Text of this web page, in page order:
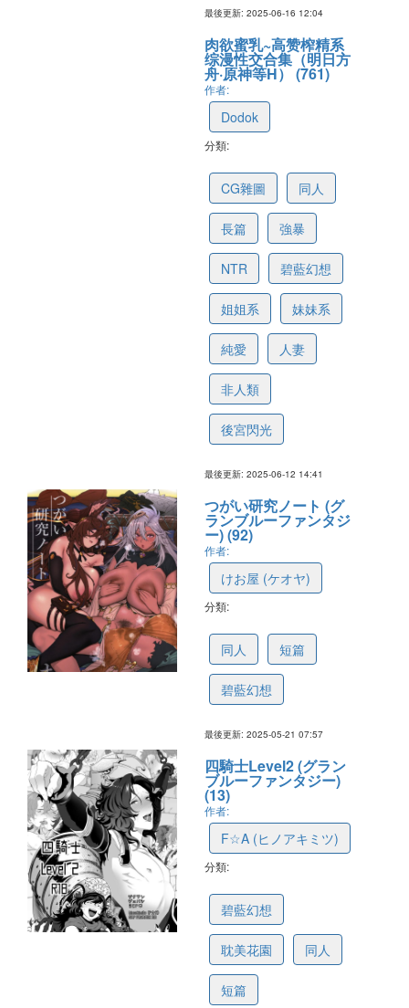
最後更新: 2025-06-16 12:04
肉欲蜜乳~高赞榨精系
综漫性交合集（明日方
舟·原神等H） (761)
作者:
Dodok
分類:
CG雜圖 同人
長篇 強暴
NTR 碧藍幻想
姐姐系 妹妹系
純愛 人妻
非人類
後宮閃光
最後更新: 2025-06-12 14:41
つがい研究ノート (グ
ランブルーファンタジ
ー) (92)
作者:
けお屋 (ケオヤ)
分類:
同人 短篇
碧藍幻想
最後更新: 2025-05-21 07:57
四騎士Level2 (グラン
ブルーファンタジー)
(13)
作者:
F☆A (ヒノアキミツ)
分類:
碧藍幻想
耽美花園 同人
短篇